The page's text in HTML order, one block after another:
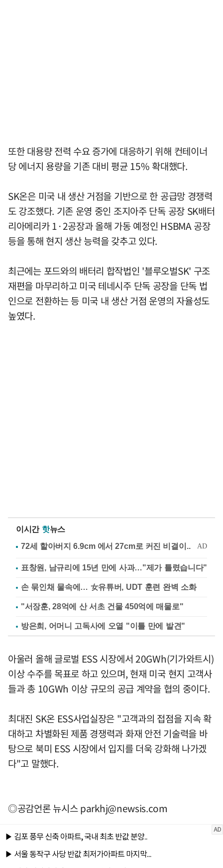
또한 대용량 전력 수요 증가에 대응하기 위해 컨테이너
당 에너지 용량을 기존 대비 평균 15% 확대했다.
SK온은 미국 내 생산 거점을 기반으로 한 공급망 경쟁력
도 강조했다. 기존 운영 중인 조지아주 단독 공장 SK배터
리아메리카 1·2공장과 올해 가동 예정인 HSBMA 공장
등을 통해 현지 생산 능력을 갖추고 있다.
최근에는 포드와의 배터리 합작법인 '블루오벌SK' 구조
재편을 마무리하고 미국 테네시주 단독 공장을 단독 법
인으로 전환하는 등 미국 내 생산 거점 운영의 자율성도
높였다.
이시간 핫뉴스
표창원, 남규리에 15년 만에 사과…"제가 틀렸습니다"
손 묶인채 물속에… 女유튜버, UDT 훈련 완벽 소화
"서장훈, 28억에 산 서초 건물 450억에 매물로"
방은희, 어머니 고독사에 오열 "이틀 만에 발견"
아울러 올해 글로벌 ESS 시장에서 20GWh(기가와트시)
이상 수주를 목표로 하고 있으며, 현재 미국 현지 고객사
들과 총 10GWh 이상 규모의 공급 계약을 협의 중이다.
최대진 SK온 ESS사업실장은 "고객과의 접점을 지속 확
대하고 차별화된 제품 경쟁력과 화재 안전 기술력을 바
탕으로 북미 ESS 시장에서 입지를 더욱 강화해 나가겠
다"고 말했다.
◎공감언론 뉴시스parkhj@newsis.com